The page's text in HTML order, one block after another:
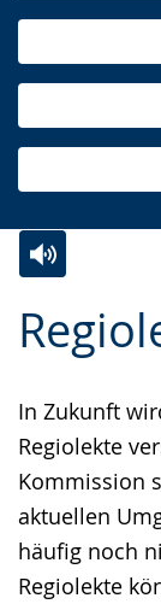
In Zukunft
Regiolekte
Kommission
aktuellen
häufig noch
Regiolekte
Leichten
Sprache
wechseln.
Audio-
Unterstützung.
Video
Deutscher
wird
angezeigt.